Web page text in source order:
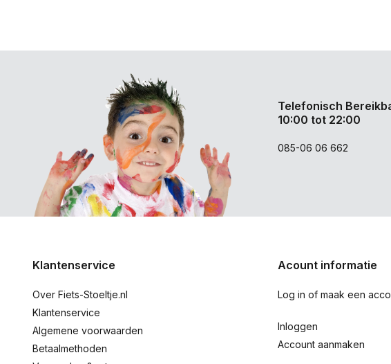
Telefonisch
10:00 tot 22:00
085-06 06 662
Klantenservice
Over Fiets-Stoeltje.nl
Klantenservice
Algemene voorwaarden
Betaalmethoden
Acount informatie
Log in of maak een
Inloggen
Account aanmaken